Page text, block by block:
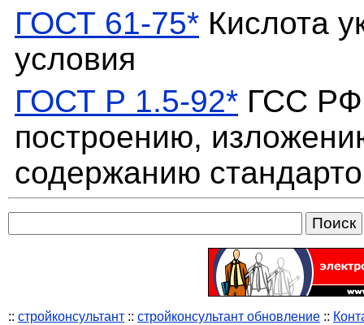
ГОСТ 61-75* Кислота
условия
ГОСТ Р 1.5-92* ГСС
построению,
содержанию
:: стройконсультант :: стройконсультант обновление ::